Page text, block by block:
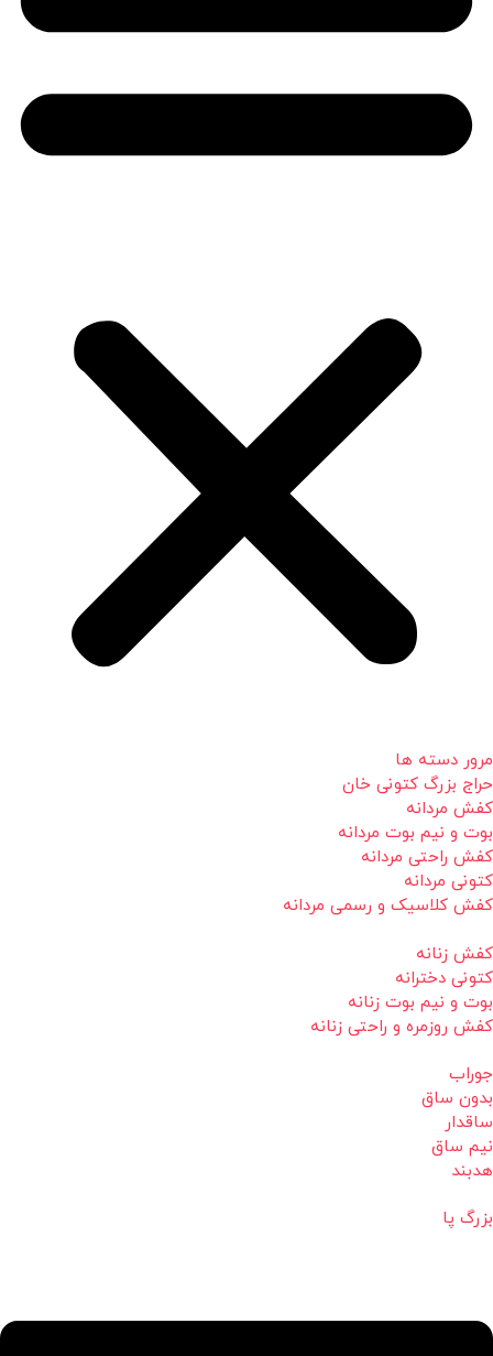
مرور دسته ها
حراج بزرگ کتونی خان
کفش مردانه
بوت و نیم بوت مردانه
کفش راحتی مردانه
کتونی مردانه
کفش کلاسیک و رسمی مردانه
کفش زنانه
کتونی دخترانه
بوت و نیم بوت زنانه
کفش روزمره و راحتی زنانه
جوراب
بدون ساق
ساقدار
نیم ساق
هدبند
بزرگ پا